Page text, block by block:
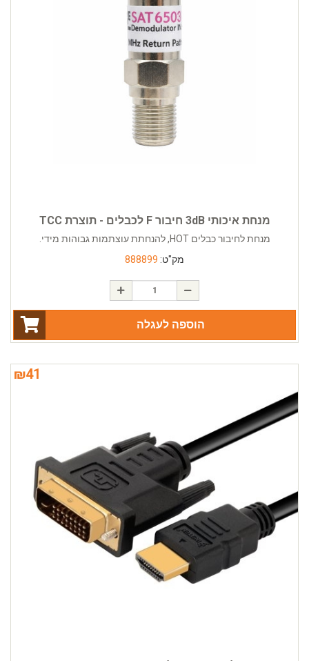
מנחת איכותי 3dB חיבור F לכבלים - תוצרת TCC
מנחת לחיבור כבלים HOT, להנחתת עוצתמות גבוהות מידי.
מק"ט: 888899
הוספה לעגלה
₪41